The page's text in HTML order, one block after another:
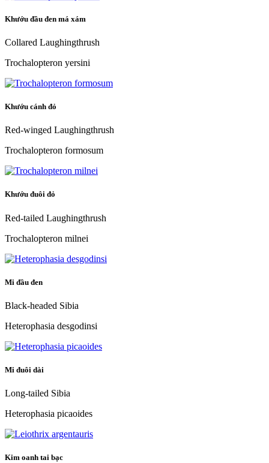
Khướu đầu đen má xám
Collared Laughingthrush
Trochalopteron yersini
Khướu cánh đỏ
Red-winged Laughingthrush
Trochalopteron formosum
Khướu đuôi đỏ
Red-tailed Laughingthrush
Trochalopteron milnei
Mi đầu đen
Black-headed Sibia
Heterophasia desgodinsi
Mi đuôi dài
Long-tailed Sibia
Heterophasia picaoides
Kim oanh tai bạc